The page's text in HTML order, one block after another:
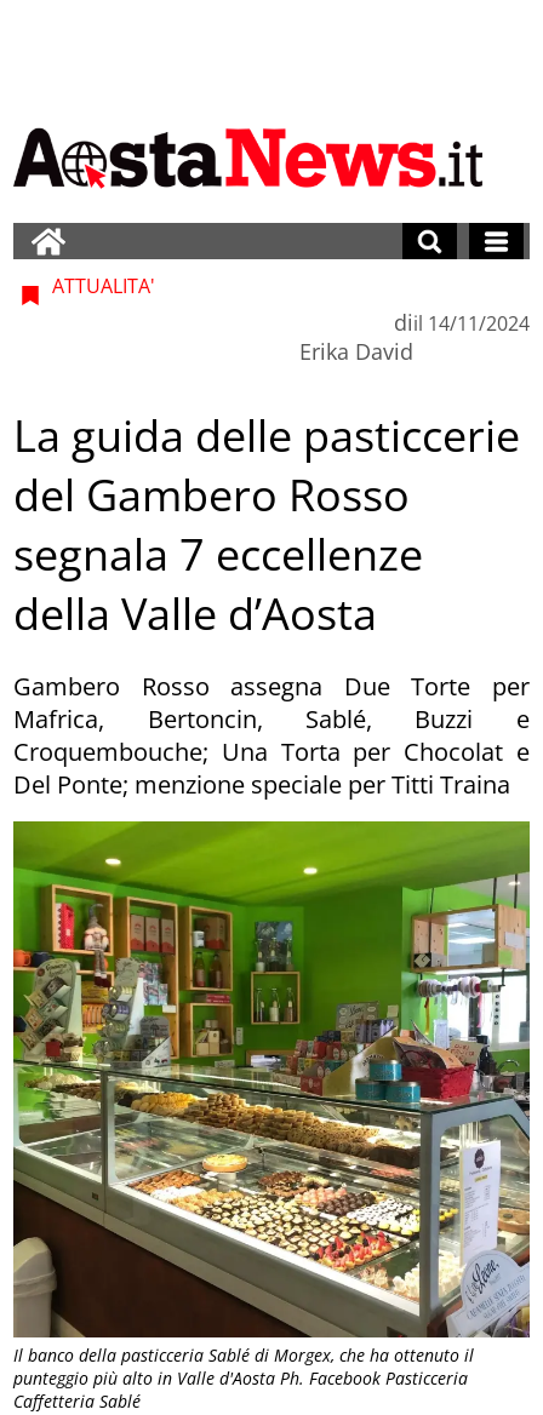
Il banco della pasticceria Sablé di Morgex, che ha ottenuto il
punteggio più alto in Valle d'Aosta Ph. Facebook Pasticceria
Caffetteria Sablé
ATTUALITA'
di
Erika David
il 14/11/2024
La guida delle pasticcerie
del Gambero Rosso
segnala 7 eccellenze
della Valle d’Aosta
Gambero Rosso assegna Due Torte per
Mafrica, Bertoncin, Sablé, Buzzi e
Croquembouche; Una Torta per Chocolat e
Del Ponte; menzione speciale per Titti Traina